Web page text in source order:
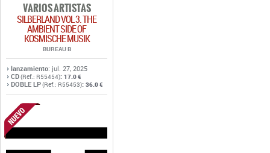
VARIOS ARTISTAS
SILBERLAND VOL 3. THE
AMBIENT SIDE OF
KOSMISCHE MUSIK
BUREAU B
lanzamiento: jul. 27, 2025
CD(Ref.: R55454): 17.0 €
DOBLE LP(Ref.: R55453): 36.0 €